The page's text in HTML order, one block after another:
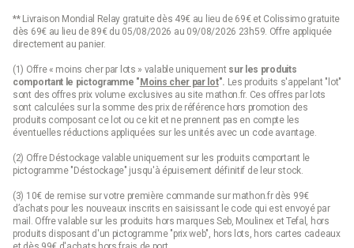
** Livraison Mondial Relay gratuite dès 49€ au lieu de 69€ et Colissimo gratuite
dès 69€ au lieu de 89€ du 05/08/2026 au 09/08/2026 23h59. Offre appliquée
directement au panier.
(1) Offre « moins cher par lots » valable uniquement sur les produits
comportant le pictogramme "Moins cher par lot". Les produits s'appelant "lot"
sont des offres prix volume exclusives au site mathon.fr. Ces offres par lots
sont calculées sur la somme des prix de référence hors promotion des
produits composant ce lot ou ce kit et ne prennent pas en compte les
éventuelles réductions appliquées sur les unités avec un code avantage.
(2) Offre Déstockage valable uniquement sur les produits comportant le
pictogramme "Déstockage" jusqu'à épuisement définitif de leur stock.
(3) 10€ de remise sur votre première commande sur mathon.fr dès 99€
d’achats pour les nouveaux inscrits en saisissant le code qui est envoyé par
mail. Offre valable sur les produits hors marques Seb, Moulinex et Tefal, hors
produits disposant d'un pictogramme "prix web", hors lots, hors cartes cadeaux